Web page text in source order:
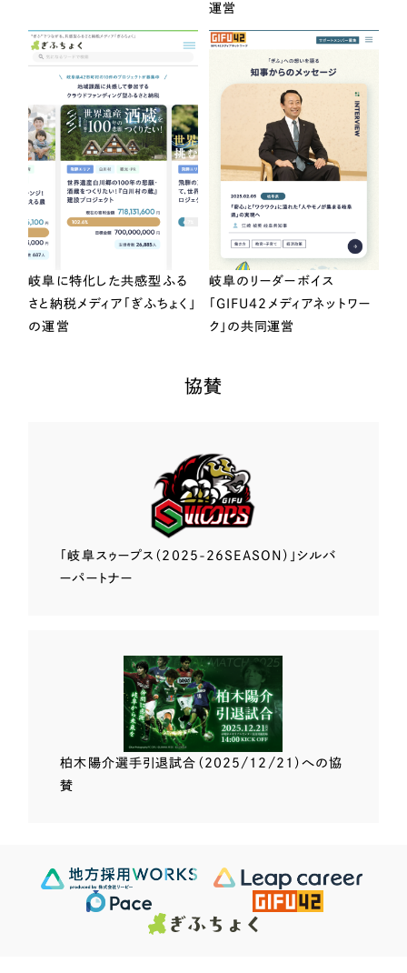
運営
岐阜に特化した共感型ふる
さと納税メディア「ぎふちょく」
の運営
岐阜のリーダーボイス
「GIFU42メディアネットワー
ク」の共同運営
協賛
「岐阜スゥープス （2025-26SEASON）」 シルバ
ーパートナー
柏木陽介選手引退試合（2025/12/21）への協
賛